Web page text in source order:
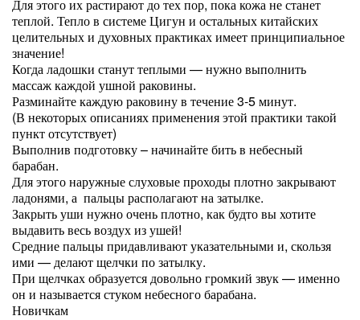
Для этого их растирают до тех пор, пока кожа не станет
теплой. Тепло в системе Цигун и остальных китайских
целительных и духовных практиках имеет принципиальное
значение!
Когда ладошки станут теплыми — нужно выполнить
массаж каждой ушной раковины.
Разминайте каждую раковину в течение 3-5 минут.
(В некоторых описаниях применения этой практики такой
пункт отсутствует)
Выполнив подготовку – начинайте бить в небесный
барабан.
Для этого наружные слуховые проходы плотно закрывают
ладонями, а пальцы располагают на затылке.
Закрыть уши нужно очень плотно, как будто вы хотите
выдавить весь воздух из ушей!
Средние пальцы придавливают указательными и, скользя
ими — делают щелчки по затылку.
При щелчках образуется довольно громкий звук — именно
он и называется стуком небесного барабана.
Новичкам